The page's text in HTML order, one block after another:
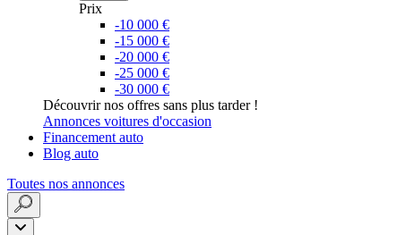
Prix
-10 000 €
-15 000 €
-20 000 €
-25 000 €
-30 000 €
Découvrir nos offres sans plus tarder !
Annonces voitures d'occasion
Financement auto
Blog auto
Toutes nos annonces